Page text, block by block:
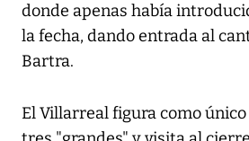
donde apenas había
la fecha, dando entrada al
Bartra.
El Villarreal figura como